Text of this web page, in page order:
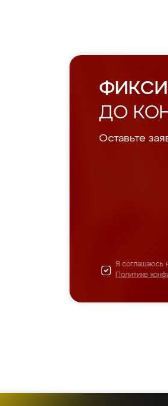
ДО
Оставьте
Я соглашаюсь
Политике